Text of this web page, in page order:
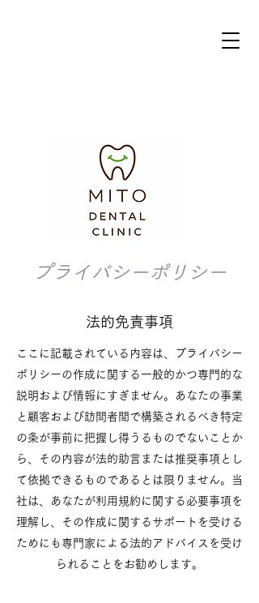
プライバシーポリシー
法的免責事項
ここに記載されている内容は、プライバシー
ポリシーの作成に関する一般的かつ専門的な
説明および情報にすぎません。あなたの事業
と顧客および訪問者間で構築されるべき特定
の条が事前に把握し得うるものでないことか
ら、その内容が法的助言または推奨事項とし
て依拠できるものであるとは限りません。当
社は、あなたが利用規約に関する必要事項を
理解し、その作成に関するサポートを受ける
ためにも専門家による法的アドバイスを受け
られることをお勧めします。